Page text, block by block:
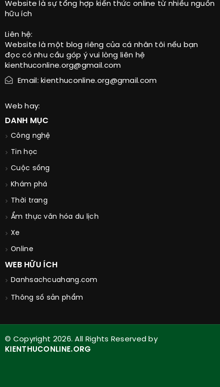
Website là sự tổng hợp kiến thức online từ nhiều nguồn
hữu ích
Liên hệ:
Website là một blog riêng của cá nhân tôi nếu bạn
đọc có nhu cầu góp ý vui lòng liên hệ
kienthuconline.org@gmail.com
Email: kienthuconline.org@gmail.com
Web hay:
DANH MỤC
Công nghệ
Tin học
Cuộc sống
Khám phá
Thời trang
Ẩm thực văn hóa du lịch
Xe
Online
WEB HỮU ÍCH
Danhsachcuahang.com
Thông số sản phẩm
© Copyright 2026. All Rights Reserved by
KIENTHUCONLINE.ORG